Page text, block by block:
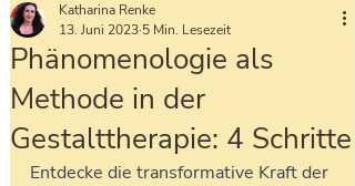
Phänomenologie als
Methode in der
Gestalttherapie: 4 Schritte
Katharina Renke
13. Juni 2023 5 Min. Lesezeit
Entdecke die transformative Kraft der